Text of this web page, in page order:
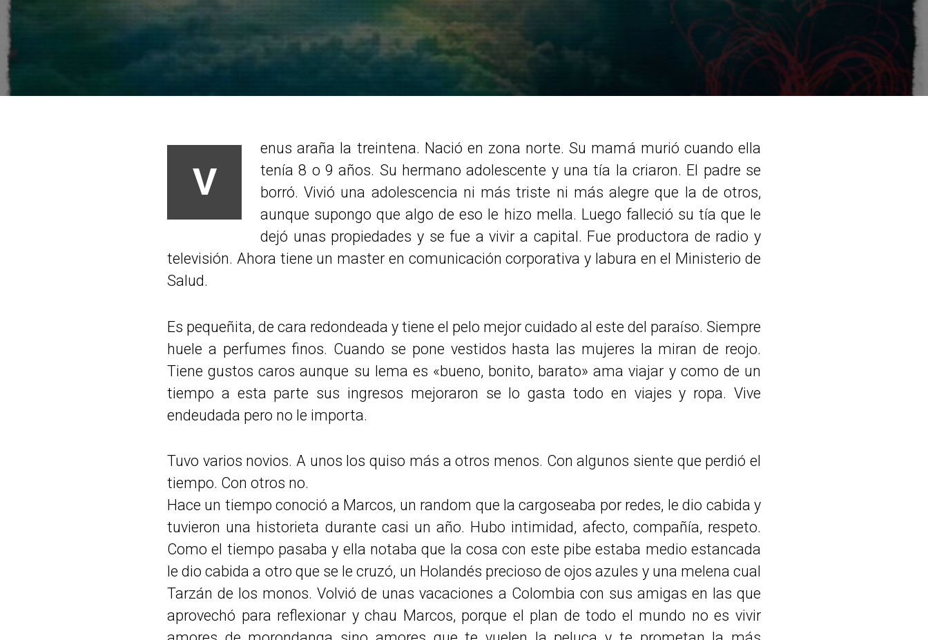
V
enus araña la treintena. Nació en zona norte. Su mamá murió cuando ella
tenía 8 o 9 años. Su hermano adolescente y una tía la criaron. El padre se
borró. Vivió una adolescencia ni más triste ni más alegre que la de otros,
aunque supongo que algo de eso le hizo mella. Luego falleció su tía que le
dejó unas propiedades y se fue a vivir a capital. Fue productora de radio y
televisión. Ahora tiene un master en comunicación corporativa y labura en el Ministerio de
Salud.
Es pequeñita, de cara redondeada y tiene el pelo mejor cuidado al este del paraíso. Siempre
huele a perfumes finos. Cuando se pone vestidos hasta las mujeres la miran de reojo.
Tiene gustos caros aunque su lema es «bueno, bonito, barato» ama viajar y como de un
tiempo a esta parte sus ingresos mejoraron se lo gasta todo en viajes y ropa. Vive
endeudada pero no le importa.
Tuvo varios novios. A unos los quiso más a otros menos. Con algunos siente que perdió el
tiempo. Con otros no.
Hace un tiempo conoció a Marcos, un random que la cargoseaba por redes, le dio cabida y
tuvieron una historieta durante casi un año. Hubo intimidad, afecto, compañía, respeto.
Como el tiempo pasaba y ella notaba que la cosa con este pibe estaba medio estancada
le dio cabida a otro que se le cruzó, un Holandés precioso de ojos azules y una melena cual
Tarzán de los monos. Volvió de unas vacaciones a Colombia con sus amigas en las que
aprovechó para reflexionar y chau Marcos, porque el plan de todo el mundo no es vivir